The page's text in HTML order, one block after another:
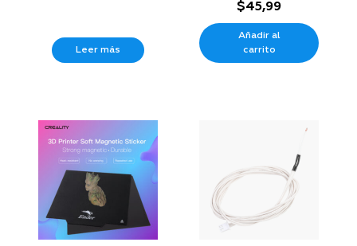
Leer más
$45,99
Añadir al
carrito